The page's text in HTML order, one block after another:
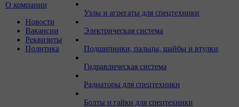
О компании
Новости
Вакансии
Реквизиты
Политика
Узлы и агрегаты для спецтехники
Электрическая система
Подшипники, пальцы, шайбы и втулки
Гидравлическая система
Радиаторы для спецтехники
Болты и гайки для спецтехники